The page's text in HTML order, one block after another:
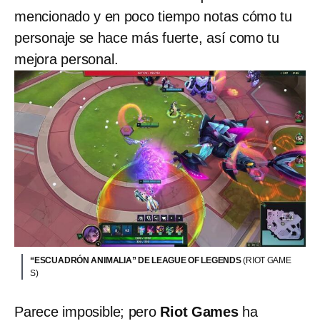
mencionado y en poco tiempo notas cómo tu
personaje se hace más fuerte, así como tu
mejora personal.
“ESCUADRÓN ANIMALIA” DE LEAGUE OF LEGENDS(RIOT GAME
S)
Parece imposible; pero Riot Gamesha